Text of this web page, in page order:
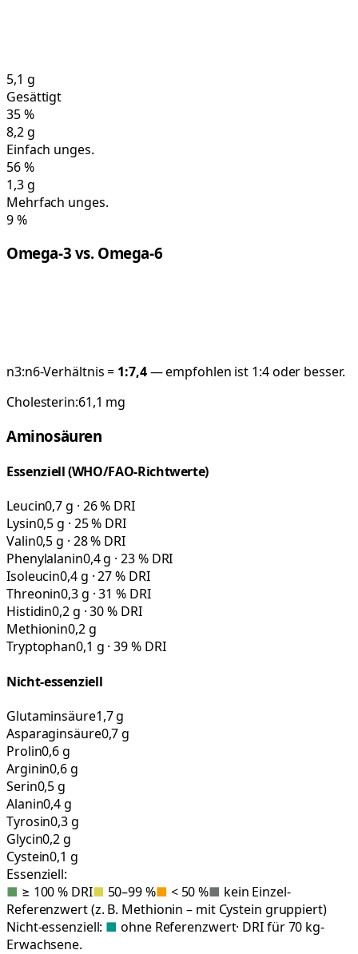
5,1 g
Gesättigt
35%
8,2g
Einfach unges.
56%
1,3g
Mehrfach unges.
9%
Omega-3 vs. Omega-6
n3:n6-Verhältnis = 1:7,4— empfohlen ist 1:4 oder besser.
Cholesterin:61,1 mg
Aminosäuren
Essenziell (WHO/FAO-Richtwerte)
Leucin0,7 g · 26 % DRI
Lysin0,5 g · 25 % DRI
Valin0,5 g · 28 % DRI
Phenylalanin0,4 g · 23 % DRI
Isoleucin0,4 g · 27 % DRI
Threonin0,3 g · 31 % DRI
Histidin0,2 g · 30 % DRI
Methionin0,2 g
Tryptophan0,1 g · 39 % DRI
Nicht-essenziell
Glutaminsäure1,7 g
Asparaginsäure0,7 g
Prolin0,6 g
Arginin0,6 g
Serin0,5 g
Alanin0,4 g
Tyrosin0,3 g
Glycin0,2 g
Cystein0,1 g
Essenziell:
■ ≥ 100 % DRI■ 50–99 %■ < 50 %■ kein Einzel-
Referenzwert (z. B. Methionin – mit Cystein gruppiert)
Nicht-essenziell: ■ ohne Referenzwert· DRI für 70 kg-
Erwachsene.